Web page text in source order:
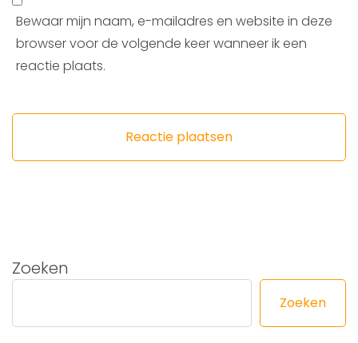
Bewaar mijn naam, e-mailadres en website in deze
browser voor de volgende keer wanneer ik een
reactie plaats.
Zoeken
Zoeken